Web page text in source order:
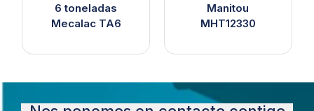
6 toneladas
Mecalac TA6
Manitou
MHT12330